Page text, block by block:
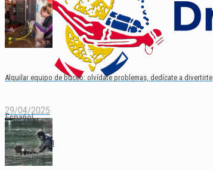
Español
English
Alquilar equipo de buceo: olvídate problemas, dedícate a divertirte
29/04/2025